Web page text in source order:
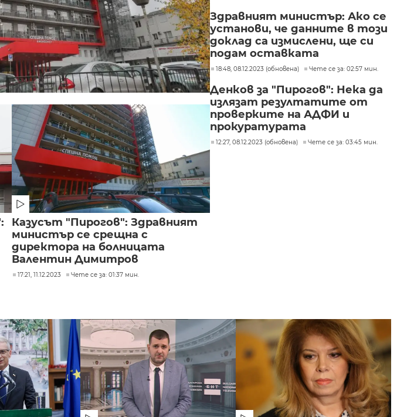
Казусът "Пирогов": Здравният
министър се срещна с
директора на болницата
Валентин Димитров
17:21, 11.12.2023 Чете се за: 01:37 мин.
Здравният министър: Ако се
установи, че данните в този
доклад са измислени, ще си
подам оставката
18:48, 08.12.2023 (обновена) Чете се за: 02:57 мин.
Денков за "Пирогов": Нека да
излязат резултатите от
проверките на АДФИ и
прокуратурата
12:27, 08.12.2023 (обновена) Чете се за: 03:45 мин.